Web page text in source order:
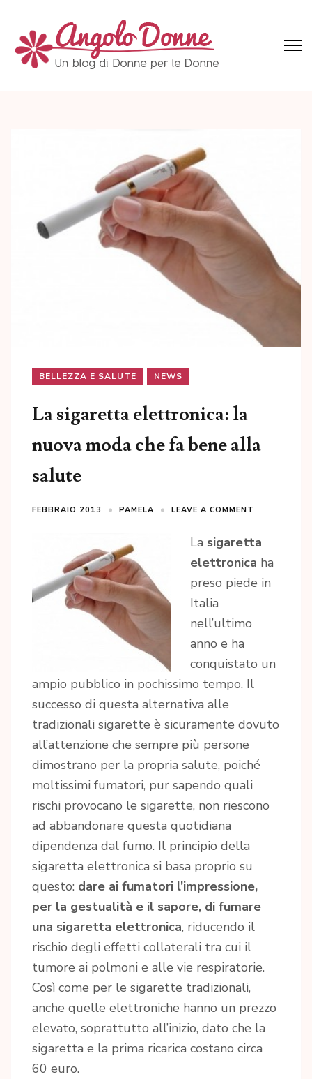
content
(Press
BELLEZZA E SALUTE NEWS
La sigaretta elettronica: la
nuova moda che fa bene alla
salute
FEBBRAIO 2013 PAMELA LEAVE A COMMENT
La sigaretta
elettronica ha
preso piede in
Italia
nell’ultimo
anno e ha
conquistato un
ampio pubblico in pochissimo tempo. Il
successo di questa alternativa alle
tradizionali sigarette è sicuramente dovuto
all’attenzione che sempre più persone
dimostrano per la propria salute, poiché
moltissimi fumatori, pur sapendo quali
rischi provocano le sigarette, non riescono
ad abbandonare questa quotidiana
dipendenza dal fumo. Il principio della
sigaretta elettronica si basa proprio su
questo: dare ai fumatori l’impressione,
per la gestualità e il sapore, di fumare
una sigaretta elettronica, riducendo il
rischio degli effetti collaterali tra cui il
tumore ai polmoni e alle vie respiratorie.
Così come per le sigarette tradizionali,
anche quelle elettroniche hanno un prezzo
elevato, soprattutto all’inizio, dato che la
sigaretta e la prima ricarica costano circa
60 euro.